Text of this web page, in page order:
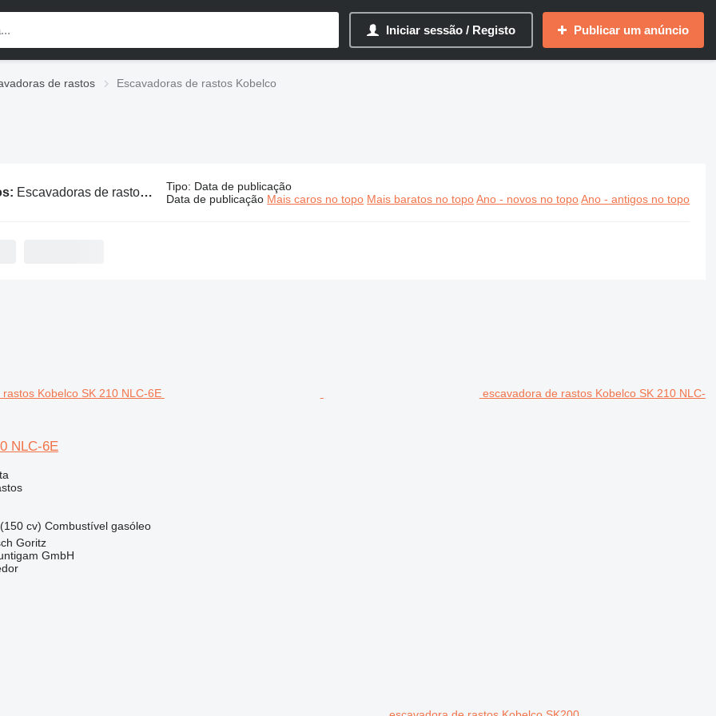
Iniciar sessão / Registo Publicar um anúncio
de rastos Escavadoras de rastos Kobelco
Escavadoras de rastos Kobelco Tipo: Data de publicação
Data de publicação Mais caros no topo Mais baratos no topo Ano - novos no topo Ano - antigos no topo
escavadora de rastos Kobelco SK 210 NLC-
NLC-6E
cv) Combustível gasóleo
Goritz
GmbH